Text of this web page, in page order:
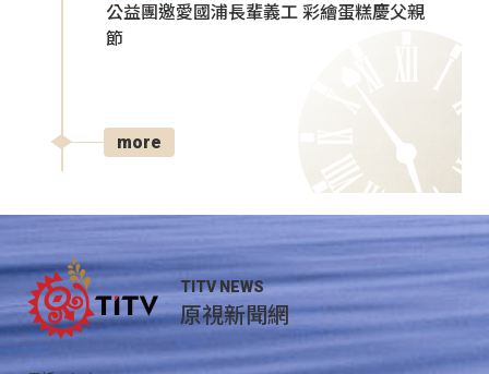
公益團邀愛國浦長輩義工 彩繪蛋糕慶父親
節
more
TITV NEWS
原視新聞網